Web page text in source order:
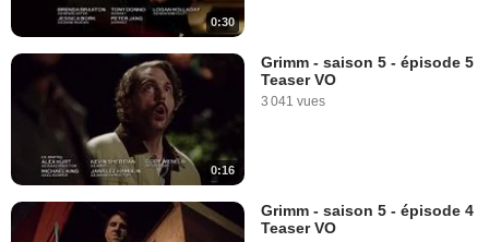
0:30
0:16
Grimm - saison 5 - épisode 5
Teaser VO
3 041 vues
Grimm - saison 5 - épisode 4
Teaser VO